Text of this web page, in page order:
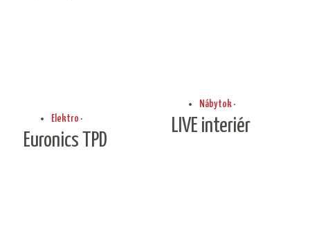
Elektro ·
Euronics TPD
Nábytok ·
LIVE interiér